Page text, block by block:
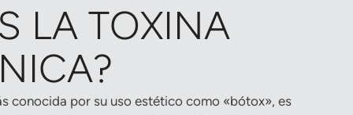
LA TOXINA
conocida por su uso estético como «bótox», es